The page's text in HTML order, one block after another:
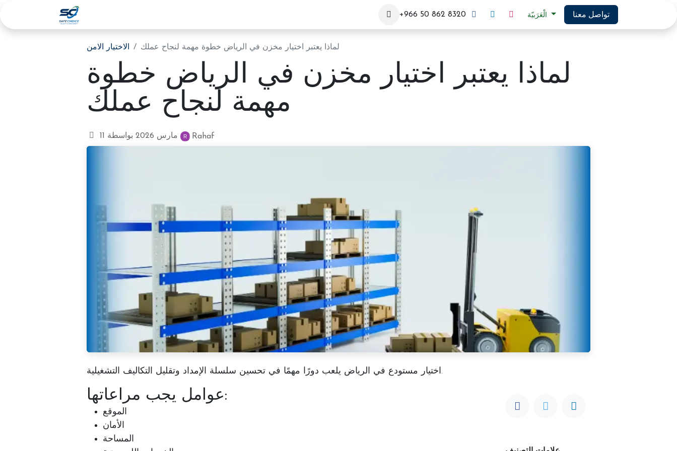
+966 50 862 8320 الْعَرَبيّة تواصل معنا
الاختيار الامن لماذا يعتبر اختيار مخزن في الرياض خطوة مهمة لنجاح عملك
لماذا يعتبر اختيار مخزن في الرياض خطوة
مهمة لنجاح عملك
11 مارس 2026 Rahaf
اختيار مستودع في الرياض يلعب دورًا مهمًا في تحسين سلسلة الإمداد وتقليل التكاليف التشغيلية.
عوامل يجب مراعاتها:
الموقع
الأمان
المساحة